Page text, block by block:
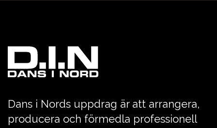
Dans i Nords uppdrag är att arrangera,
producera och förmedla professionell